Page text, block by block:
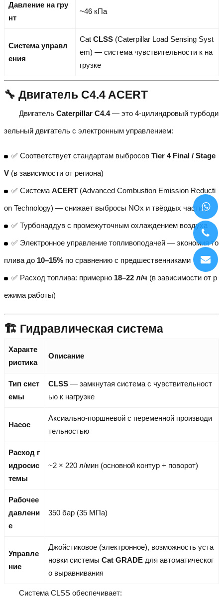
Давление на гру
нт
~46 кПа
Система управл
ения
Cat CLSS (Caterpillar Load Sensing Syst
em) — система чувствительности к на
грузке
🔧 Двигатель C4.4 ACERT
Двигатель Caterpillar C4.4— это 4-цилиндровый турбоди
зельный двигатель с электронным управлением:
✅ Соответствует стандартам выбросов Tier 4 Final / Stage
V (в зависимости от региона)
✅ Система ACERT (Advanced Combustion Emission Reducti
on Technology) — снижает выбросы NOx и твёрдых частиц
✅ Турбонаддув с промежуточным охлаждением воздуха
✅ Электронное управление топливоподачей — экономия то
плива до 10–15% по сравнению с предшественниками
✅ Расход топлива: примерно 18–22 л/ч (в зависимости от р
ежима работы)
🏗️ Гидравлическая система
Характе
ристика
Описание
Тип сист
емы
CLSS — замкнутая система с чувствительност
ью к нагрузке
Насос
Аксиально-поршневой с переменной производи
тельностью
Расход г
идросис
темы
~2 × 220 л/мин (основной контур + поворот)
Рабочее
давлени
е
350 бар (35 МПа)
Управле
ние
Джойстиковое (электронное), возможность уста
новки системы Cat GRADE для автоматическог
о выравнивания
Система CLSS обеспечивает: